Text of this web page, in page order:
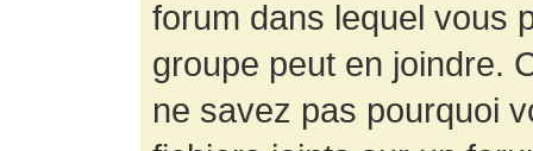
forum dans lequel vous
groupe peut en joindre.
ne savez pas pourquoi